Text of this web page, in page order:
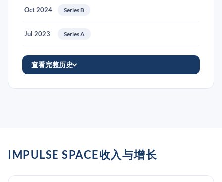
Oct 2024 Series B
Jul 2023 Series A
查看完整历史
IMPULSE SPACE收入与增长